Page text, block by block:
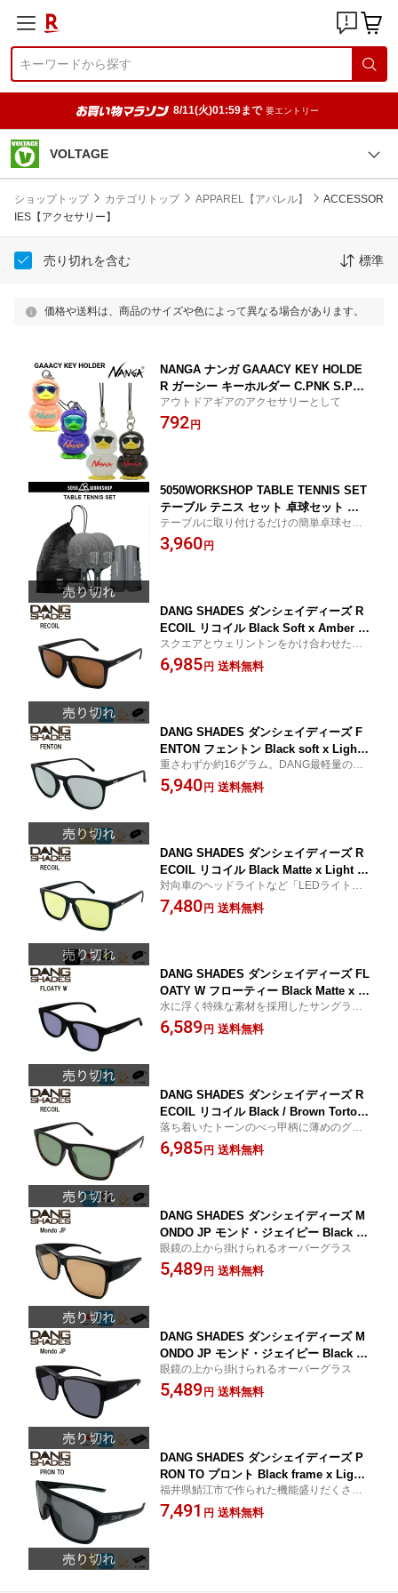
8/11(火)01:59まで 要エントリー
VOLTAGE
ショップトップ カテゴリトップ APPAREL【アパレル】
ACCESSOR
IES【アクセサリー】
売り切れを含む 標準
価格や送料は、商品のサイズや色によって異なる場合があります。
NANGA ナンガ GAAACY KEY HOLDE
R ガーシー キーホルダー C.PNK S.PPL
C.WHT C.BLK NANGA DOWN WEAR 2
025 メール便発送
アウトドアギアのアクセサリーとして
792 円
5050WORKSHOP TABLE TENNIS SET
テーブル テニス セット 卓球セット ポ
ータブル テーブルテニスセット 収納袋
付 伸縮可能ネット 正規販売店 2025
テーブルに取り付けるだけの簡単卓球セッ
ト
3,960 円
DANG SHADES ダンシェイディーズ R
ECOIL リコイル Black Soft x Amber P
olarized 偏光レンズ UVカット サングラ
ス ダン・シェイディーズ vidg00412
スクエアとウェリントンをかけ合わせた少
し大きめなフレーム
6,985 円 送料無料
DANG SHADES ダンシェイディーズ F
ENTON フェントン Black soft x Light
black PREMIUM LENS 半永久くもり止
め加工 偏光レンズ ブルーライトカット
重さわずか約16グラム。DANG最軽量のラ
ウンド型フレーム・モデル
5,940 円 送料無料
DANG SHADES ダンシェイディーズ R
ECOIL リコイル Black Matte x Light Y
ellow Night High Contrast Lens ナイト
レンズ 日本製レンズ UVカット 夜間用
対向車のヘッドライトなど「LEDライト（4
60nm）」の眩しさを抑える 夜間用のサン
グラス
7,480 円 送料無料
DANG SHADES ダンシェイディーズ FL
OATY W フローティー Black Matte x P
urple Polarized 偏光レンズ UVカット
フローティング仕様 サングラス ダン・
水に浮く特殊な素材を採用したサングラス
「沈まずに拾える」ことで、海洋ゴミ対策
にも
6,589 円 送料無料
DANG SHADES ダンシェイディーズ R
ECOIL リコイル Black / Brown Tortois
e Gradation Matte x Green Silver Clea
r Mirror Polarized 偏光レンズ UVカッ
落ち着いたトーンのべっ甲柄に薄めのグリ
ーン系レンズを搭載 曇りの日や悪天候の日
にも
6,985 円 送料無料
DANG SHADES ダンシェイディーズ M
ONDO JP モンド・ジェイピー Black M
atte X Brown Polarized 日本製レンズ
偏光レンズ UVカット オーバーグラス
眼鏡の上から掛けられるオーバーグラス
5,489 円 送料無料
DANG SHADES ダンシェイディーズ M
ONDO JP モンド・ジェイピー Black M
atte X Black Smoke Polarized 日本製
レンズ 偏光レンズ UVカット オーバー
眼鏡の上から掛けられるオーバーグラス
5,489 円 送料無料
DANG SHADES ダンシェイディーズ P
RON TO プロント Black frame x Light
Smoke PREMIUM LENS 半永久くもり
止め加工/偏光度99％/ブルーライトカッ
福井県鯖江市で作られた機能盛りだくさん
のプレミアムレンズを採用
7,491 円 送料無料